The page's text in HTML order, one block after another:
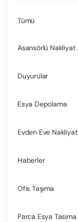
Tümü
Asansörlü Nakliyat
Duyurular
Esya Depolama
Evden Eve Nakliyat
Haberler
Ofis Taşıma
Parca Esya Tasima